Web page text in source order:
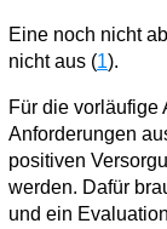
Eine noch nicht
nicht aus (1).
Für die vorläufige
Anforderungen
positiven
werden. Dafür
und ein